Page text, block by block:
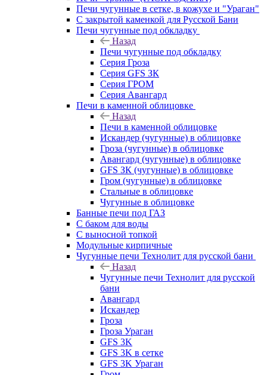
Печи чугунные в сетке, в кожухе и "Ураган"
С закрытой каменкой для Русской Бани
Печи чугунные под обкладку
Назад
Печи чугунные под обкладку
Серия Гроза
Серия GFS ЗК
Серия ГРОМ
Серия Авангард
Печи в каменной облицовке
Назад
Печи в каменной облицовке
Искандер (чугунные) в облицовке
Гроза (чугунные) в облицовке
Авангард (чугунные) в облицовке
GFS ЗК (чугунные) в облицовке
Гром (чугунные) в облицовке
Стальные в облицовке
Чугунные в облицовке
Банные печи под ГАЗ
С баком для воды
С выносной топкой
Модульные кирпичные
Чугунные печи Технолит для русской бани
Назад
Чугунные печи Технолит для русской
бани
Авангард
Искандер
Гроза
Гроза Ураган
GFS 3K
GFS 3K в сетке
GFS 3K Ураган